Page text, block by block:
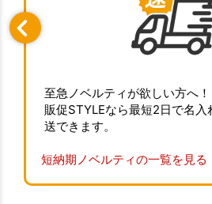
至急ノベルティが欲しい方へ！
販促STYLEなら最短2日で名入
送できます。
短納期ノベルティの一覧を見る